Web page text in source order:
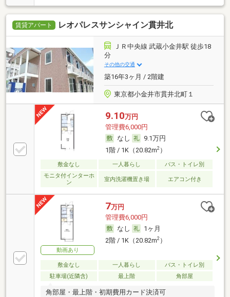
賃貸アパート レオパレスサンシャイン貫井北
ＪＲ中央線 武蔵小金井駅 徒歩18
分
その他の交通
築16年3ヶ月 / 2階建
東京都小金井市貫井北町１
9.10万円
管理費6,000円
なし
9.1万円
1階 / 1K（20.82m2）
敷金なし 一人暮らし
バス・トイレ別
モニタ付インターホ
ン
室内洗濯機置き場 エアコン付き
動画あり
7万円
管理費6,000円
なし
1ヶ月
2階 / 1K（20.82m2）
敷金なし 一人暮らし
バス・トイレ別
駐車場(近隣含)
最上階 角部屋
角部屋・最上階・初期費用カード決済可